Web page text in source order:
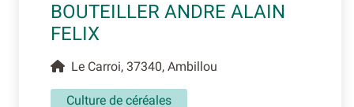
BOUTEILLER ANDRE ALAIN
FELIX
Le Carroi, 37340, Ambillou
Culture de céréales